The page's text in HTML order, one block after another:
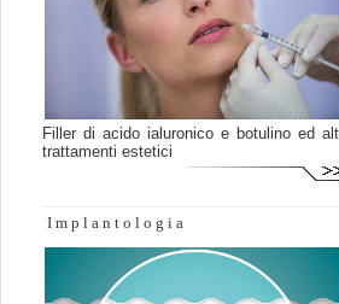
Filler di acido ialuronico e botulino ed
trattamenti estetici
Implantologia